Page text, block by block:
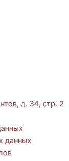
д. 34, стр. 2
данных